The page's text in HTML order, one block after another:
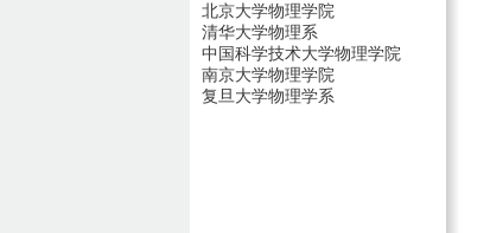
北京大学物理学院
清华大学物理系
中国科学技术大学物理学院
南京大学物理学院
复旦大学物理学系